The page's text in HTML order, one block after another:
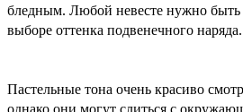
бледным. Любой невесте нужно быть
выборе оттенка подвенечного наряда.
Пастельные тона очень красиво